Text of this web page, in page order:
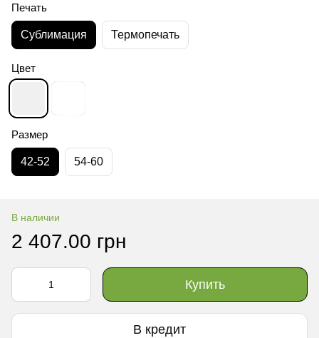
Печать
Сублимация Термопечать
Цвет
Размер
42-52 54-60
В наличии
2 407.00 грн
Купить
В кредит